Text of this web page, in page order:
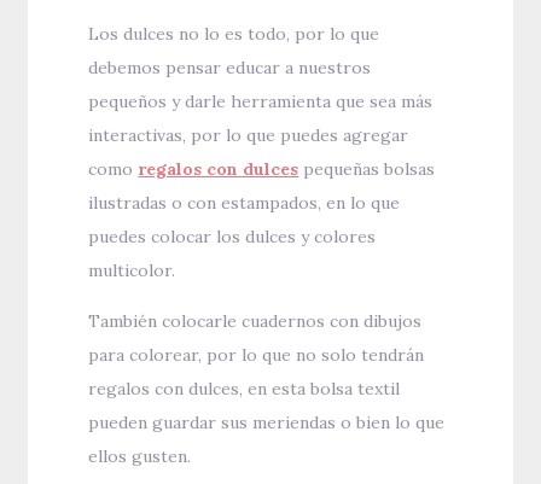
Los dulces no lo es todo, por lo que
debemos pensar educar a nuestros
pequeños y darle herramienta que sea más
interactivas, por lo que puedes agregar
como regalos con dulces pequeñas bolsas
ilustradas o con estampados, en lo que
puedes colocar los dulces y colores
multicolor.
También colocarle cuadernos con dibujos
para colorear, por lo que no solo tendrán
regalos con dulces, en esta bolsa textil
pueden guardar sus meriendas o bien lo que
ellos gusten.